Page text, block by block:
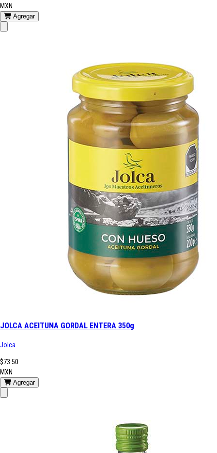
MXN
Agregar
JOLCA ACEITUNA GORDAL ENTERA 350g
Jolca
$73.50
MXN
Agregar